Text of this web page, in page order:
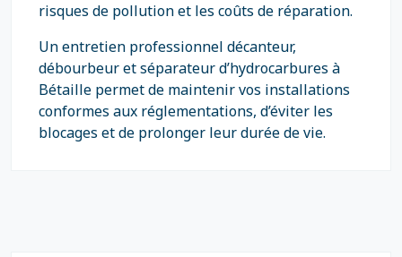
risques de pollution et les coûts de réparation.
Un entretien professionnel décanteur,
débourbeur et séparateur d’hydrocarbures à
Bétaille permet de maintenir vos installations
conformes aux réglementations, d’éviter les
blocages et de prolonger leur durée de vie.